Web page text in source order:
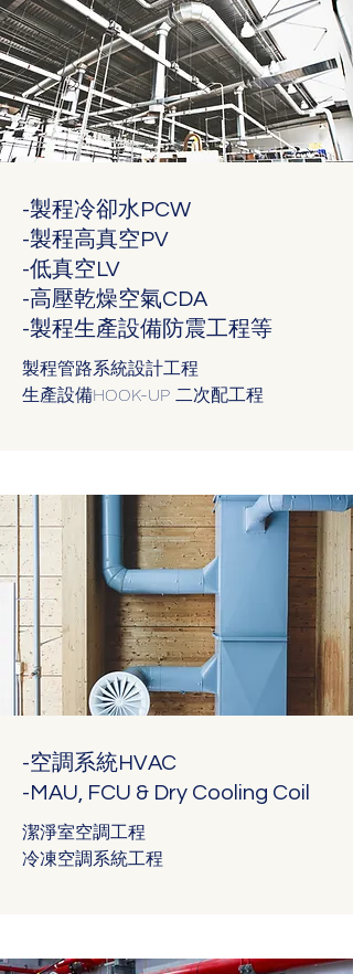
-製程冷卻水PCW
-製程高真空PV
-低真空LV
-高壓乾燥空氣CDA
-製程生產設備防震工程等
製程管路系統設計工程
生產設備HOOK-UP 二次配工程
-空調系統HVAC
-MAU, FCU & Dry Cooling Coil
潔淨室空調工程
冷凍空調系統工程